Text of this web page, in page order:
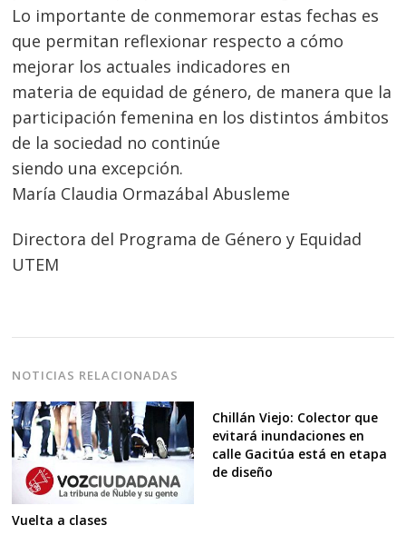
Lo importante de conmemorar estas fechas es
que permitan reflexionar respecto a cómo
mejorar los actuales indicadores en
materia de equidad de género, de manera que la
participación femenina en los distintos ámbitos
de la sociedad no continúe
siendo una excepción.
María Claudia Ormazábal Abusleme
Directora del Programa de Género y Equidad
UTEM
NOTICIAS RELACIONADAS
Vuelta a clases
Chillán Viejo: Colector que
evitará inundaciones en
calle Gacitúa está en etapa
de diseño